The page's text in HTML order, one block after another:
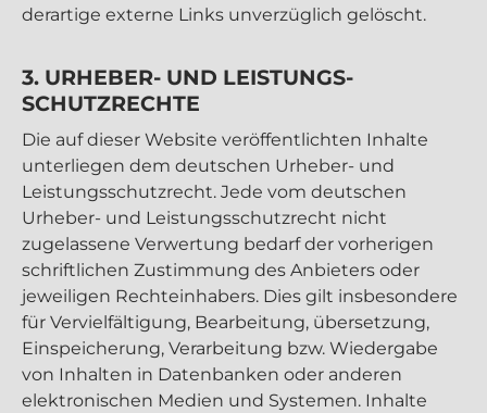
derartige externe Links unverzüglich gelöscht.
3. URHEBER- UND LEISTUNGS­
SCHUTZRECHTE
Die auf dieser Website veröffentlichten Inhalte
unterliegen dem deutschen Urheber- und
Leistungsschutzrecht. Jede vom deutschen
Urheber- und Leistungsschutzrecht nicht
zugelassene Verwertung bedarf der vorherigen
schriftlichen Zustimmung des Anbieters oder
jeweiligen Rechteinhabers. Dies gilt insbesondere
für Vervielfältigung, Bearbeitung, übersetzung,
Einspeicherung, Verarbeitung bzw. Wiedergabe
von Inhalten in Datenbanken oder anderen
elektronischen Medien und Systemen. Inhalte